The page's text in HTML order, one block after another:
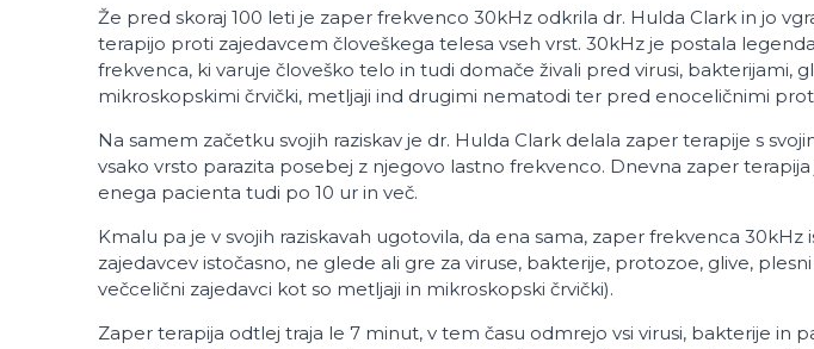
Že pred skoraj 100 leti je zaper frekvenco 30kHz odkrila dr. Hulda Clark in jo
terapijo proti zajedavcem človeškega telesa vseh vrst. 30kHz je postala
frekvenca, ki varuje človeško telo in tudi domače živali pred virusi, bakterijami,
mikroskopskimi črvički, metljaji ind drugimi nematodi ter pred enoceličnimi
Na samem začetku svojih raziskav je dr. Hulda Clark delala zaper terapije s
vsako vrsto parazita posebej z njegovo lastno frekvenco. Dnevna zaper terapija
enega pacienta tudi po 10 ur in več.
Kmalu pa je v svojih raziskavah ugotovila, da ena sama, zaper frekvenca 30kHz
zajedavcev istočasno, ne glede ali gre za viruse, bakterije, protozoe, glive,
večcelični zajedavci kot so metljaji in mikroskopski črvički).
Zaper terapija odtlej traja le 7 minut, v tem času odmrejo vsi virusi, bakterije in